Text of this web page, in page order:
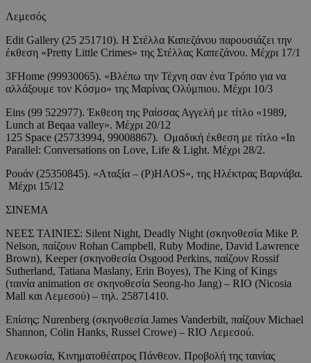
Λεμεσός
Edit Gallery (25 251710). Η Στέλλα Καπεζάνου παρουσιάζει την
έκθεση «Pretty Little Crimes» της Στέλλας Καπεζάνου. Μέχρι 17/1
3FHome (99930065). «Βλέπω την Τέχνη σαν ένα Τρόπο για να
αλλάξουμε τον Κόσμο» της Μαρίνας Ολύμπιου. Μέχρι 10/3
Eins (99 522977). Έκθεση της Ραίσσας Αγγελή με τίτλο «1989,
Lunch at Beqaa valley». Μέχρι 20/12
125 Space (25733994, 99008867). Ομαδική έκθεση με τίτλο «In
Parallel: Conversations on Love, Life & Light. Μέχρι 28/2.
Ρουάν (25350845). «Αταξία – (P)HAOS», της Ηλέκτρας Βαρνάβα.
Μέχρι 15/12
ΣΙΝΕΜΑ
ΝΕΕΣ ΤΑΙΝΙΕΣ: Silent Night, Deadly Night (σκηνοθεσία Mike P.
Nelson, παίζουν Rohan Campbell, Ruby Modine, David Lawrence
Brown), Keeper (σκηνοθεσία Osgood Perkins, παίζουν Rossif
Sutherland, Tatiana Maslany, Erin Boyes), The King of Kings
(ταινία animation σε σκηνοθεσία Seong-ho Jang) – RIO (Nicosia
Mall και Λεμεσού) – τηλ. 25871410.
Eπίσης: Nurenberg (σκηνοθεσία James Vanderbilt, παίζουν Michael
Shannon, Colin Hanks, Russel Crowe) – RIO Λεμεσού.
Λευκωσία, Κινηματοθέατρος Πάνθεον. Προβολή της ταινίας